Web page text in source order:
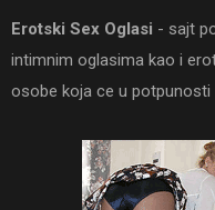
Erotski Sex Oglasi - sajt
intimnim oglasima kao i
osobe koja ce u